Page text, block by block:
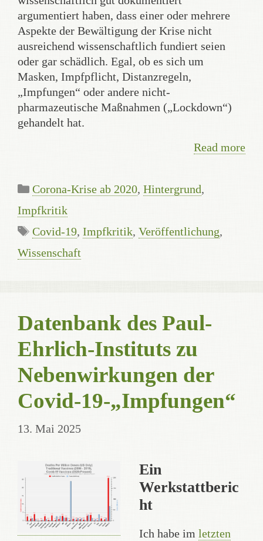
argumentiert haben, dass einer oder mehrere
Aspekte der Bewältigung der Krise nicht
ausreichend wissenschaftlich fundiert seien
oder gar schädlich. Egal, ob es sich um
Masken, Impfpflicht, Distanzregeln,
„Impfungen“ oder andere nicht-
pharmazeutische Maßnahmen („Lockdown“)
gehandelt hat.
Read more
Categories
Corona-Krise ab 2020, Hintergrund,
Impfkritik
Tags
Covid-19, Impfkritik, Veröffentlichung,
Wissenschaft
Datenbank des Paul-
Ehrlich-Instituts zu
Nebenwirkungen der
Covid-19-„Impfungen“
13. Mai 2025
Ein
Werkstattberic
ht
Ich habe im letzten